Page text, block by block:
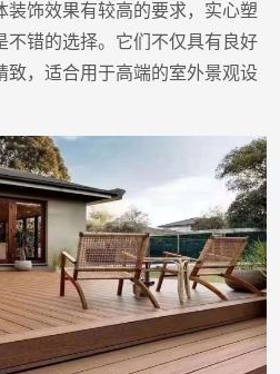
饰效果有较高的要求，实心塑
错的选择。它们不仅具有良好
致，适合用于高端的室外景观设